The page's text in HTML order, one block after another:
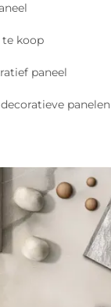
te koop
paneel
panelen